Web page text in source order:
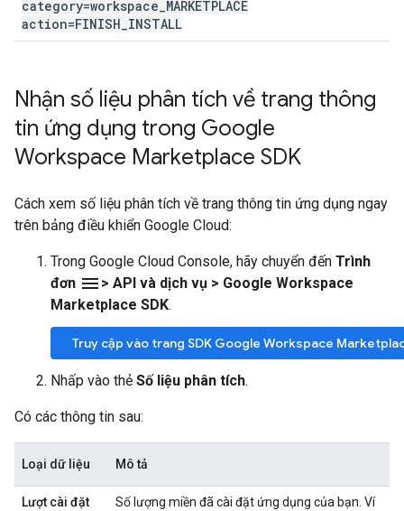
category=workspace MARKETPLACE
action=FINISH INSTALL
Nhận số liệu phân tích về trang thông
tin ứng dụng trong Google
Workspace Marketplace SDK
Cách xem số liệu phân tích về trang thông tin ứng dụng ngay
trên bảng điều khiển Google Cloud:
Trong Google Cloud Console, hãy chuyển đến Trình
đơn menu > API và dịch vụ > Google Workspace
Marketplace SDK.
Truy cập vào trang SDK Google Workspace
Nhấp vào thẻ Số liệu phân tích.
Có các thông tin sau:
Loại dữ liệu Mô tả
Lượt cài đặt
Số lượng miền đã cài đặt ứng dụng của bạn. Ví